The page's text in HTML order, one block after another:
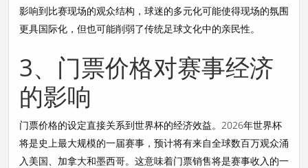
影响到比赛现场的观众结构，球迷的多元化可能使得现场的氛围
更具国际化，但也可能削弱了传统足球文化中的亲民性。
3、门票价格对赛事经济
的影响
门票价格的设定直接关系到世界杯的经济效益。2026年世界杯
将是史上最大规模的一届赛事，预计将有来自全球数百万观众涌
入美国、加拿大和墨西哥。这意味着门票销售将是赛事收入的一